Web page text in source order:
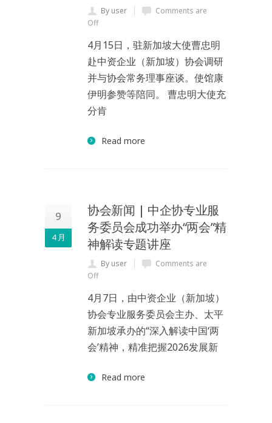
By user
Comments are
Off
4月15日，驻新加坡大使曹忠明
赴中资企业（新加坡）协会调研
并与协会常务理事座谈。使馆康
伊明参赞等陪同。 曹忠明大使充
分肯
Read more
9
4 月
协会新闻 | 中企协专业服
务委员会成功举办“两会”精
神解读专题讲座
By user
Comments are
Off
4月7日，由中资企业（新加坡）
协会专业服务委员会主办、太平
新加坡承办的“深入解读中国‘两
会’精神，精准把握2026发展新
Read more